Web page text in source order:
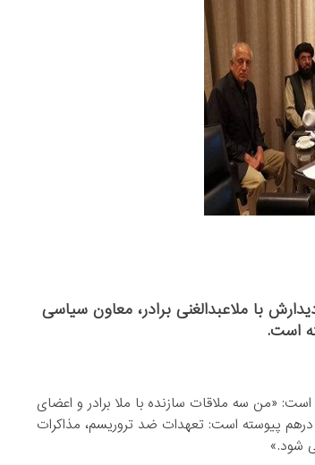
با ملاعبدالغنی برادر، معاون سیاسی
است.
«من سه ملاقات سازنده با ملا برادر و اعضای
درهم پیوسته است: تعهدات ضد تروريسم، مذاکرات
شود.»